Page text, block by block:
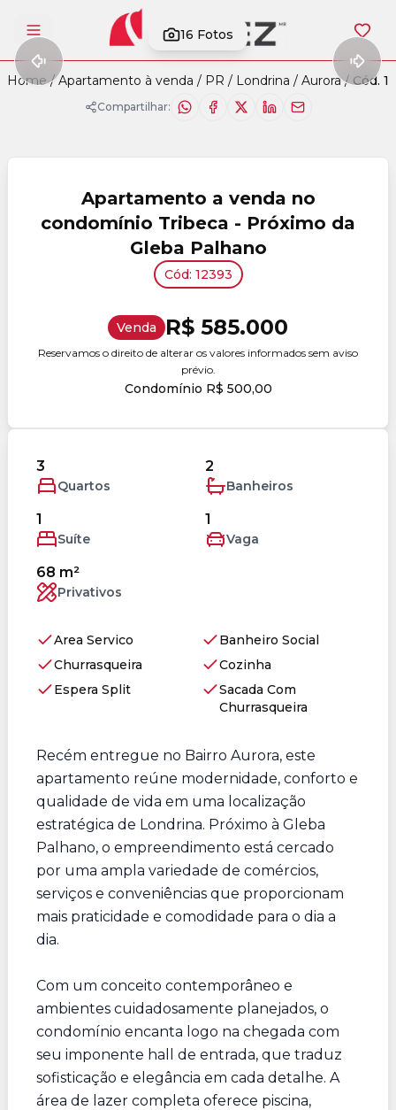
Abrir menu 16 Fotos
Home / Apartamento à venda / PR / Londrina / Aurora / Cód.
Compartilhar:
Apartamento a venda no
condomínio Tribeca - Próximo da
Gleba Palhano
Cód: 12393
Venda R$ 585.000
Reservamos o direito de alterar os valores informados sem aviso
prévio.
Condomínio R$ 500,00
3
Quartos
2
Banheiros
1
Suíte
1
Vaga
68 m²
Privativos
Area Servico
Banheiro Social
Churrasqueira
Cozinha
Espera Split
Sacada Com
Churrasqueira
Recém entregue no Bairro Aurora, este
apartamento reúne modernidade, conforto e
qualidade de vida em uma localização
estratégica de Londrina. Próximo à Gleba
Palhano, o empreendimento está cercado
por uma ampla variedade de comércios,
serviços e conveniências que proporcionam
mais praticidade e comodidade para o dia a
dia.
Com um conceito contemporâneo e
ambientes cuidadosamente planejados, o
condomínio encanta logo na chegada com
seu imponente hall de entrada, que traduz
sofisticação e elegância em cada detalhe. A
área de lazer completa oferece piscina,